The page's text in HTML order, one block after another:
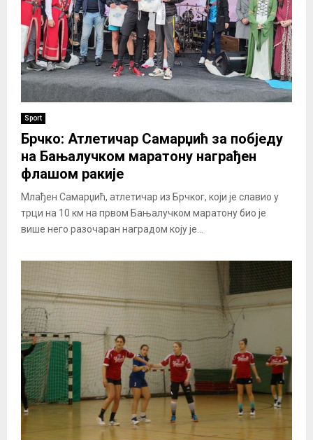
Sport
Брчко: Атлетичар Самарџић за побједу
на Бањалучком маратону награђен
флашом ракије
Млађен Самарџић, атлетичар из Брчког, који је славио у
трци на 10 км на првом Бањалучком маратону био је
више него разочаран наградом коју је...